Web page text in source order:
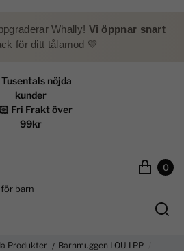
Whally! Vi öppnar snart
för ditt tålamod 💛
Tusentals nöjda
kunder
Fri Frakt över
99kr
barn
0
Produkter Barnmuggen LOU I PP